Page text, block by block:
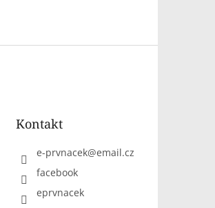
Kontakt
e-prvnacek@email.cz
facebook
eprvnacek